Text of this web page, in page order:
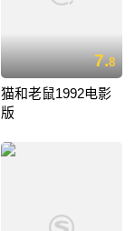
7.8
猫和老鼠1992电影
版